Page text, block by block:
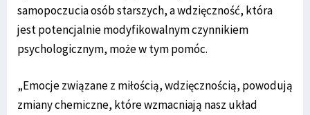
samopoczucia osób starszych, a wdzięczność, która
jest potencjalnie modyfikowalnym czynnikiem
psychologicznym, może w tym pomóc.
„Emocje związane z miłością, wdzięcznością, powodują
zmiany chemiczne, które wzmacniają nasz układ